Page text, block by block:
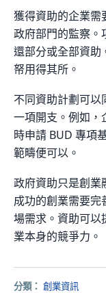
獲得資助的企業需
政府部門的監察。
還部分或全部資助
帑用得其所。
不同資助計劃可以
一項開支。例如，
時申請 BUD 專項
範疇便可以。
政府資助只是創業
成功的創業需要
場需求。資助可以
業本身的競爭力。
分類： 創業資訊